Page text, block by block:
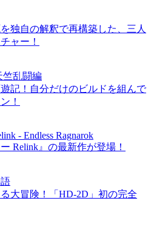
独自の解釈で再構築した、三人
ャー！
竺乱闘編
記！自分だけのビルドを組んで
！
- Endless Ragnarok
Relink』の最新作が登場！
大冒険！「HD-2D」初の完全